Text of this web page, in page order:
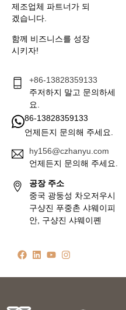
제조업체 파트너가 되
겠습니다.
함께 비즈니스를 성장
시키자!
+86-13828359133
주저하지 말고 문의하세
요.
86-13828359133
언제든지 문의해 주세요.
hy156@czhanyu.com
언제든지 문의해 주세요.
공장 주소
중국 광둥성 차오저우시
구샹진 푸중촌 샤웨이피
안, 구샹진 샤웨이폔